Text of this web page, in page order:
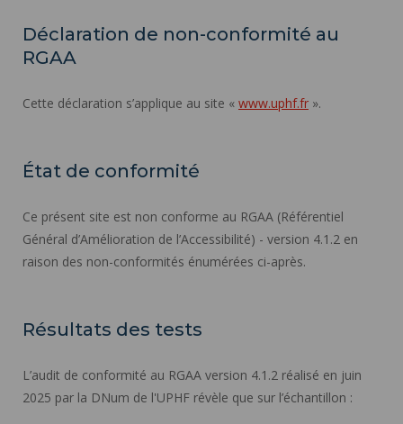
Déclaration de non-conformité au
RGAA
Cette déclaration s’applique au site « www.uphf.fr ».
État de conformité
Ce présent site est non conforme au RGAA (Référentiel
Général d’Amélioration de l’Accessibilité) - version 4.1.2 en
raison des non-conformités énumérées ci-après.
Résultats des tests
L’audit de conformité au RGAA version 4.1.2 réalisé en juin
2025 par la DNum de l'UPHF révèle que sur l’échantillon :